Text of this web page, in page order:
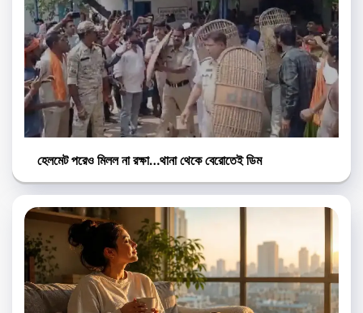
হেলমেট পরেও মিলল না রক্ষা…থানা থেকে বেরোতেই ডিম